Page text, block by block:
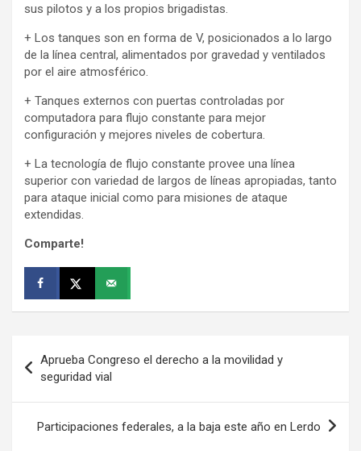
sus pilotos y a los propios brigadistas.
+ Los tanques son en forma de V, posicionados a lo largo
de la línea central, alimentados por gravedad y ventilados
por el aire atmosférico.
+ Tanques externos con puertas controladas por
computadora para flujo constante para mejor
configuración y mejores niveles de cobertura.
+ La tecnología de flujo constante provee una línea
superior con variedad de largos de líneas apropiadas, tanto
para ataque inicial como para misiones de ataque
extendidas.
Comparte!
de
entradas
Aprueba Congreso el derecho a la movilidad y
seguridad vial
Participaciones federales, a la baja este año en Lerdo